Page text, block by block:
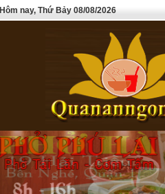
Hôm nay, Thứ Bảy 08/08/2026